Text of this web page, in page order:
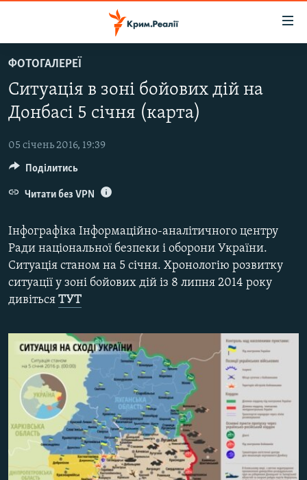
до
основного
матеріалу
Перейти
до
навігації
Перейти
пошуку
ВОДА.КРИМ
ВІДЕО ТА ФОТО
ПОЛІТИКА
БЛОГИ
ПОГЛЯД
ВСЕ ЗА ДЕНЬ
СПЕЦПРОЕКТИ
ДЕПОРТАЦІЯ
СВІДЧЕННЯ ОКУПАЦІЇ
УКРАЇНСЬКА ПРОБЛЕМА КРИМУ
ІНФОГРАФІКА
ЯК ОБІЙТИ БЛОКУВАННЯ
Русский
Qırımtatar
ДОЛУЧАЙСЯ!
Усі сайти RFE/RL
ФОТОГАЛЕРЕЇ
Ситуація в зоні бойових дій на
Донбасі 5 січня (карта)
05 січень 2016, 19:39
Інфографіка Інформаційно-аналітичного центру
Ради національної безпеки і оборони України.
Ситуація станом на 5 січня. Хронологію розвитку
ситуації у зоні бойових дій із 8 липня 2014 року
дивіться ТУТ
Поділитись
Читати без VPN